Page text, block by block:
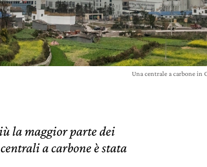
Una centrale a carbone in
la maggior parte dei
a carbone è stata